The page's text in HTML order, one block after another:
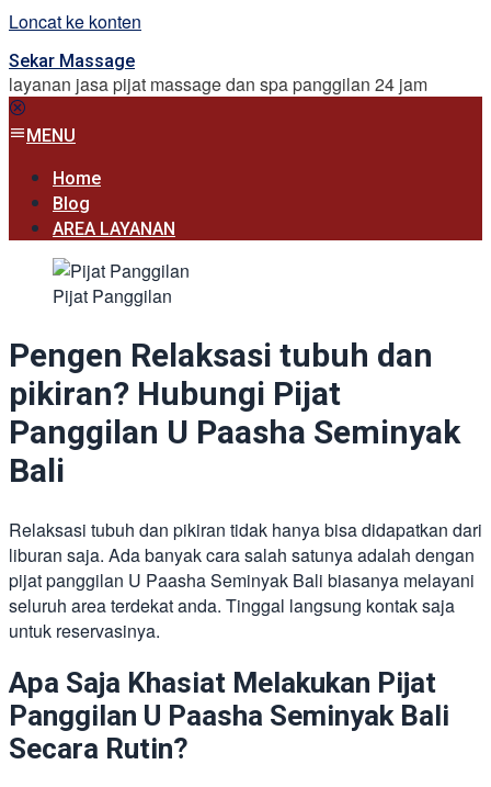
Loncat ke konten
Sekar Massage
layanan jasa pijat massage dan spa panggilan 24 jam
MENU
Home
Blog
AREA LAYANAN
Pijat Panggilan
Pengen Relaksasi tubuh dan
pikiran? Hubungi Pijat
Panggilan U Paasha Seminyak
Bali
Relaksasi tubuh dan pikiran tidak hanya bisa didapatkan dari
liburan saja. Ada banyak cara salah satunya adalah dengan
pijat panggilan U Paasha Seminyak Bali biasanya melayani
seluruh area terdekat anda. Tinggal langsung kontak saja
untuk reservasinya.
Apa Saja Khasiat Melakukan Pijat
Panggilan U Paasha Seminyak Bali
Secara Rutin?